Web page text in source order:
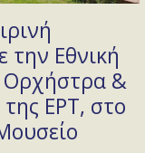
την Εθνική
&
ΕΡΤ, στο